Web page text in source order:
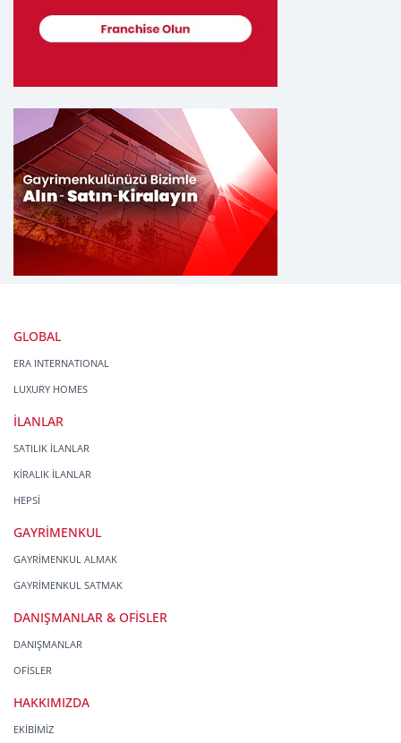
GLOBAL
ERA INTERNATIONAL
LUXURY HOMES
İLANLAR
SATILIK İLANLAR
KİRALIK İLANLAR
HEPSİ
GAYRİMENKUL
GAYRİMENKUL ALMAK
GAYRİMENKUL SATMAK
DANIŞMANLAR & OFİSLER
DANIŞMANLAR
OFİSLER
HAKKIMIZDA
EKİBİMİZ